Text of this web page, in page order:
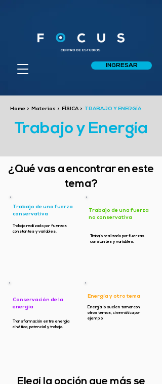
INGRESAR
Home > Materias > FÍSICA > TRABAJO Y ENERGÍA
Trabajo y Energía
¿Qué vas a encontrar en este
tema?
Trabajo de una fuerza
conservativa
Trabajo realizado por fuerzas
constantes y variables.
Trabajo de una fuerza
no conservativa
Trabajo realizado por fuerzas
constantes y variables.
Conservación de la
energía
Transformación entre energía
cinética, potencial y trabajo.
Energía y otro tema
Energía lo suelen tomar con
otros temas, cinemática por
ejemplo
Elegí la opción que más se